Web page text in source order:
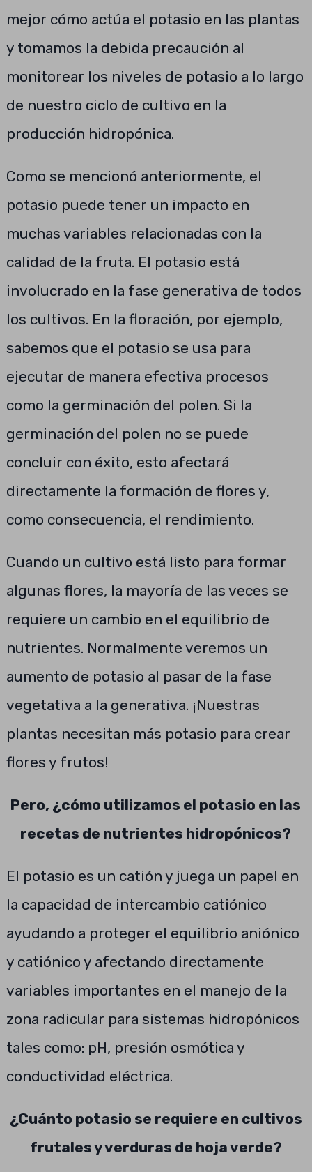
mejor cómo actúa el potasio en las plantas
y tomamos la debida precaución al
monitorear los niveles de potasio a lo largo
de nuestro ciclo de cultivo en la
producción hidropónica.
Como se mencionó anteriormente, el
potasio puede tener un impacto en
muchas variables relacionadas con la
calidad de la fruta. El potasio está
involucrado en la fase generativa de todos
los cultivos. En la floración, por ejemplo,
sabemos que el potasio se usa para
ejecutar de manera efectiva procesos
como la germinación del polen. Si la
germinación del polen no se puede
concluir con éxito, esto afectará
directamente la formación de flores y,
como consecuencia, el rendimiento.
Cuando un cultivo está listo para formar
algunas flores, la mayoría de las veces se
requiere un cambio en el equilibrio de
nutrientes. Normalmente veremos un
aumento de potasio al pasar de la fase
vegetativa a la generativa. ¡Nuestras
plantas necesitan más potasio para crear
flores y frutos!
Pero, ¿cómo utilizamos el potasio en las
recetas de nutrientes hidropónicos?
El potasio es un catión y juega un papel en
la capacidad de intercambio catiónico
ayudando a proteger el equilibrio aniónico
y catiónico y afectando directamente
variables importantes en el manejo de la
zona radicular para sistemas hidropónicos
tales como: pH, presión osmótica y
conductividad eléctrica.
¿Cuánto potasio se requiere en cultivos
frutales y verduras de hoja verde?